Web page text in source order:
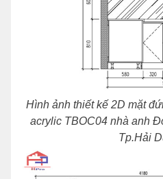
Hình ảnh thiết kế 2D mặt
acrylic TBOC04 nhà anh
Tp.Hải